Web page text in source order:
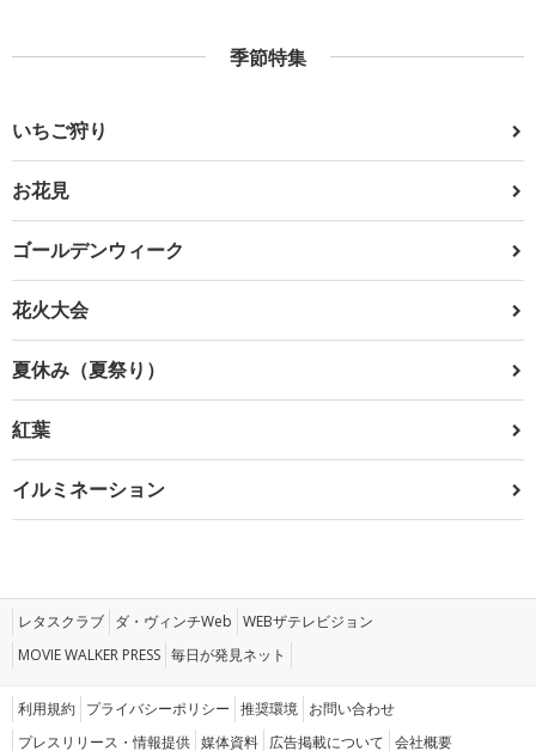
季節特集
いちご狩り
お花見
ゴールデンウィーク
花火大会
夏休み（夏祭り）
紅葉
イルミネーション
レタスクラブ ダ・ヴィンチWeb WEBザテレビジョン
MOVIE WALKER PRESS 毎日が発見ネット
利用規約 プライバシーポリシー 推奨環境 お問い合わせ
プレスリリース・情報提供 媒体資料 広告掲載について 会社概要